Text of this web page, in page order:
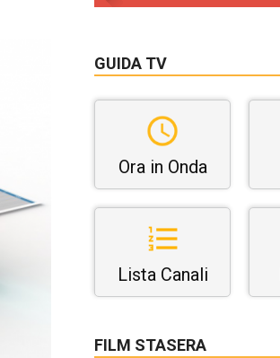
GUIDA TV
Ora in Onda
Lista Canali
FILM STASERA